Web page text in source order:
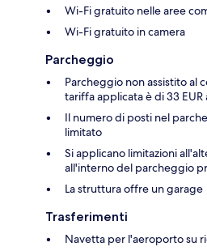
Wi-Fi gratuito nelle aree
Wi-Fi gratuito in camera
Parcheggio
Parcheggio non assistito al
tariffa applicata è di 33 EUR
Il numero di posti nel
limitato
Si applicano limitazioni
all'interno del parcheggio
La struttura offre un garage
Trasferimenti
Navetta per l'aeroporto su